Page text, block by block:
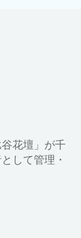
花壇」が千
して管理・